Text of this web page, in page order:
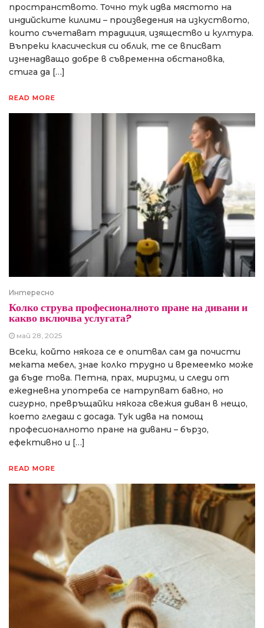
пространството. Точно тук идва мястото на
индийските килими – произведения на изкуството,
които съчетават традиция, изящество и култура.
Въпреки класическия си облик, те се вписват
изненадващо добре в съвременна обстановка,
стига да […]
READ MORE
Интересно
Колко струва професионалното пране на дивани и
какво включва услугата?
май 28, 2025
Всеки, който някога се е опитвал сам да почисти
меката мебел, знае колко трудно и времеемко може
да бъде това. Петна, прах, миризми, и следи от
ежедневна употреба се натрупват бавно, но
сигурно, превръщайки някога свежия диван в нещо,
което гледаш с досада. Тук идва на помощ
професионалното пране на дивани – бързо,
ефективно и […]
READ MORE